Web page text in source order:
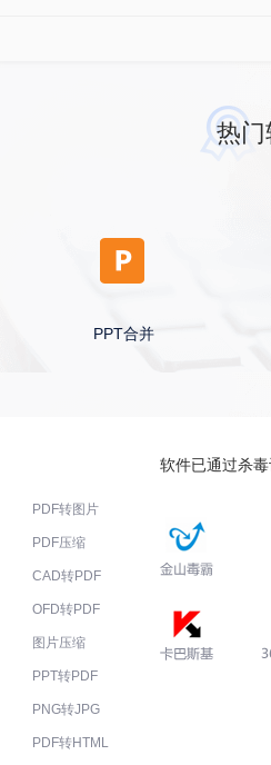
热
PPT合并
PDF转图片
PDF压缩
CAD转PDF
OFD转PDF
图片压缩
PPT转PDF
PNG转JPG
PDF转HTML
软件已通过杀